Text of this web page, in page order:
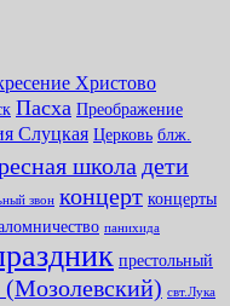
Христово
Пасха Преображение
Слуцкая Церковь блж.
школа дети
звон концерт концерты
панихида
престольный
(Мозолевский) свт.Лука